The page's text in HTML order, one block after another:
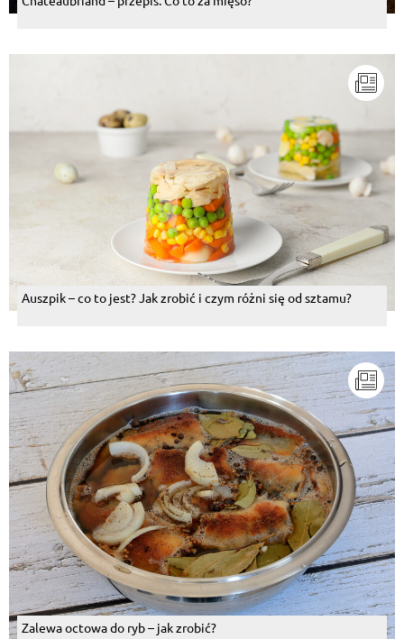
Auszpik – co to jest? Jak zrobić i czym różni się od sztamu?
Zalewa octowa do ryb – jak zrobić?